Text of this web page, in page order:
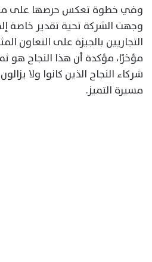
وفي خطوة تعكس حرصها على مد
وجهت الشركة تحية تقدير خاصة
التجاريين بالجيزة على التعاون
مؤخرًا، مؤكدة أن هذا النجاح هو
شركاء النجاح الذين كانوا ولا
مسيرة التميز.